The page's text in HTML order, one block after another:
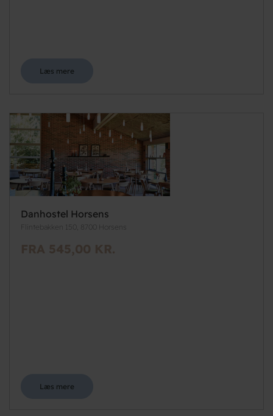
Læs mere
Danhostel Horsens
Flintebakken 150, 8700 Horsens
FRA 545,00 KR.
Læs mere